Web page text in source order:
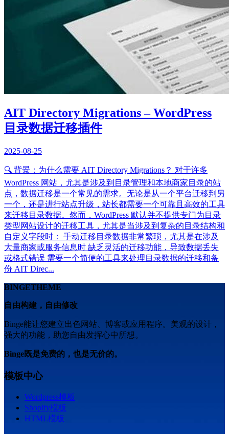
AIT Directory Migrations – WordPress
目录数据迁移插件
2025-08-25
🔍 背景：为什么需要 AIT Directory Migrations？ 对于许多
WordPress 网站，尤其是涉及到目录管理和本地商家目录的站
点，数据迁移是一个常见的需求。无论是从一个平台迁移到另
一个，还是进行站点升级，站长都需要一个可靠且高效的工具
来迁移目录数据。然而，WordPress 默认并不提供专门为目录
类型网站设计的迁移工具，尤其是当涉及到复杂的目录结构和
自定义字段时： 手动迁移目录数据非常繁琐，尤其是在涉及
大量商家或服务信息时 缺乏灵活的迁移功能，导致数据丢失
或格式错误 需要一个简便的工具来处理目录数据的迁移和备
份 AIT Direc...
BINGETHEME
自由构建，自由修改
Binge能让您建立出色网站、博客或应用程序。美观的设计，
强大的功能，助您自由发挥心中所想。
Binge既是免费的，也是无价的。
模板中心
Wordpress模板
Shopify模板
HTML模板